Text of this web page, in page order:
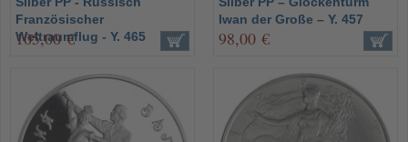
Französischer
Weltraumflug - Y. 465
105,00 €
Iwan der Große – Y. 457
98,00 €